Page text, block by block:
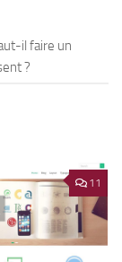
il faire un
?
11